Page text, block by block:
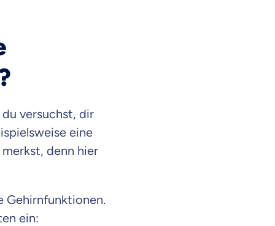
versuchst, dir
eine
denn hier
Gehirnfunktionen.
ein: